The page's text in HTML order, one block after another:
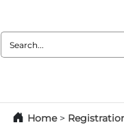
Search:
Home>